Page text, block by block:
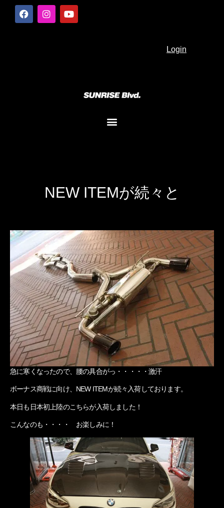
Login
NEW ITEMが続々と
急に寒くなったので、腰の具合がっ・・・・・激汗
ボーナス商戦に向け、NEW ITEMが続々入荷しております。
本日も日本初上陸のこちらが入荷しました！
こんなのも・・・・ お楽しみに！